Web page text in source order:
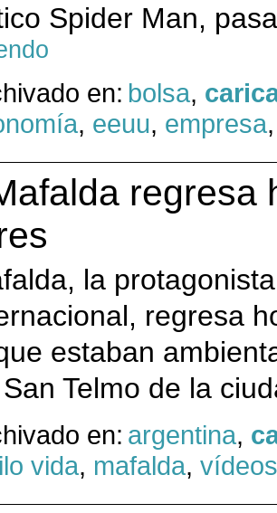
Spider Man,
en: bolsa,
, eeuu, empresa
regresa
la
regresa
estaban
Telmo de la
en: argentina,
vida, mafalda, vídeos